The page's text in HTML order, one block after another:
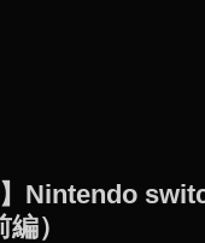
】Nintendo
）